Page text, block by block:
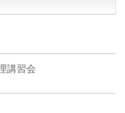
講習会